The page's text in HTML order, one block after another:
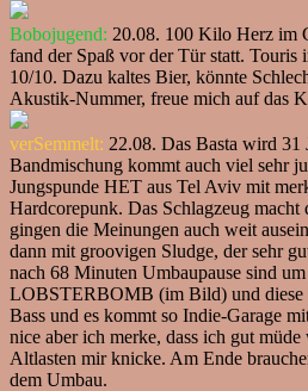
Bobojugend: 20.08. 100 Kilo Herz im
fand der Spaß vor der Tür statt. Touris
10/10. Dazu kaltes Bier, könnte
Akustik-Nummer, freue mich auf das
verSemmelt: 22.08. Das Basta wird 31
Bandmischung kommt auch viel sehr
Jungspunde HET aus Tel Aviv mit
Hardcorepunk. Das Schlagzeug
gingen die Meinungen auch weit
dann mit groovigen Sludge, der sehr
nach 68 Minuten Umbaupause sind
LOBSTERBOMB (im Bild) und diese
Bass und es kommt so Indie-Garage
nice aber ich merke, dass ich gut
Altlasten mir knicke. Am Ende
dem Umbau.